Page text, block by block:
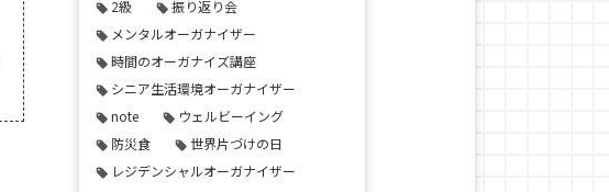
2級
振り返り会
メンタルオーガナイザー
時間のオーガナイズ講座
シニア生活環境オーガナイザー
note
ウェルビーイング
防災食
世界片づけの日
レジデンシャルオーガナイザー